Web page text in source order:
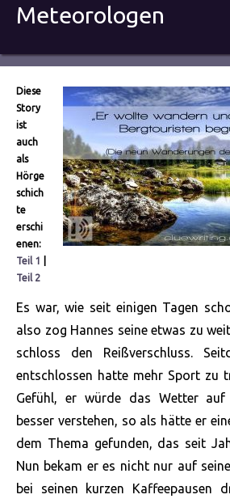
Meteorologen
Diese
Story
ist
auch
als
Hörge
schich
te
erschi
enen:
Teil 1
Teil 2
Es war, wie seit einigen Tagen
also zog Hannes seine etwas zu
schloss den Reißverschluss.
entschlossen hatte mehr Sport zu
Gefühl, er würde das Wetter
besser verstehen, so als hätte er
dem Thema gefunden, das seit
Nun bekam er es nicht nur auf
bei seinen kurzen Kaffeepausen